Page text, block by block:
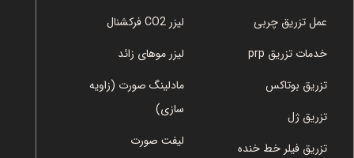
عمل تزریق چربی
خدمات تزریق prp
تزریق بوتاکس
تزریق ژل
تزریق فیلر خط خنده
لیزر CO2 فرکشنال
لیزر موهای زائد
مادلینگ صورت (زاویه
سازی)
لیفت صورت